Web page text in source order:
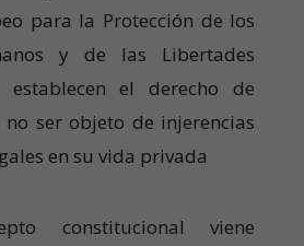
para la Protección de los
y de las Libertades
establecen el derecho de
ser objeto de injerencias
en su vida privada
constitucional viene